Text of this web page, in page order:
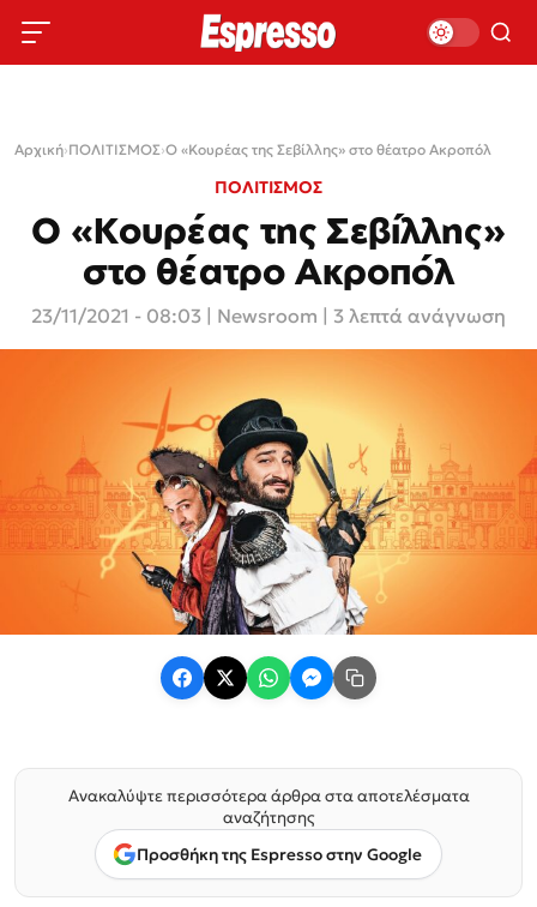
Αρχική›ΠΟΛΙΤΙΣΜΟΣ›Ο «Κουρέας της Σεβίλλης» στο θέατρο Ακροπόλ
ΠΟΛΙΤΙΣΜΟΣ
Ο «Κουρέας της Σεβίλλης»
στο θέατρο Ακροπόλ
23/11/2021 - 08:03 Newsroom | 3 λεπτά ανάγνωση
Ανακαλύψτε περισσότερα άρθρα στα αποτελέσματα
αναζήτησης
Προσθήκη της Espresso στην Google